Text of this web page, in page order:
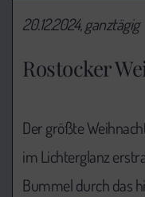
Rostocker
20.12.2024, ganztägig
Der größte
im Lichterglanz
Bummel durch das